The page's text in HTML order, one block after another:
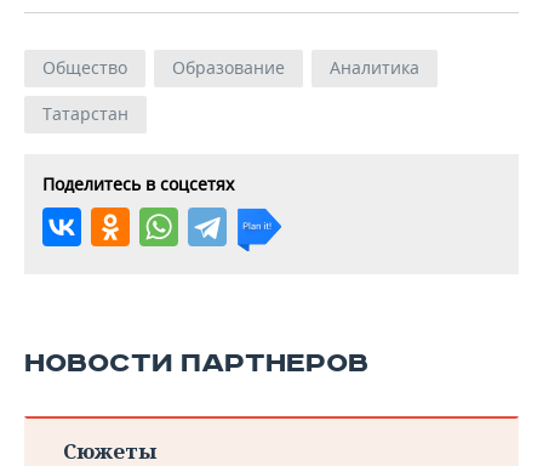
Общество Образование
Аналитика
Татарстан
Поделитесь в соцсетях
НОВОСТИ ПАРТНЕРОВ
Сюжеты